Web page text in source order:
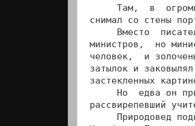
Там,  в
снимал со стены
Вместо
министров,  но
человек,  и
затылок и
застекленных
Но  едва он
рассвирепевший
Природовед